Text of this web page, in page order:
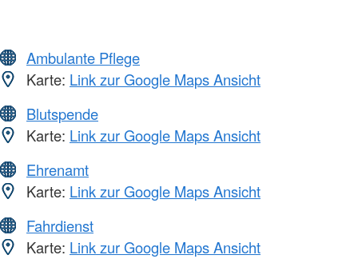
Ambulante Pflege
Karte: Link zur Google Maps Ansicht
Blutspende
Karte: Link zur Google Maps Ansicht
Ehrenamt
Karte: Link zur Google Maps Ansicht
Fahrdienst
Karte: Link zur Google Maps Ansicht